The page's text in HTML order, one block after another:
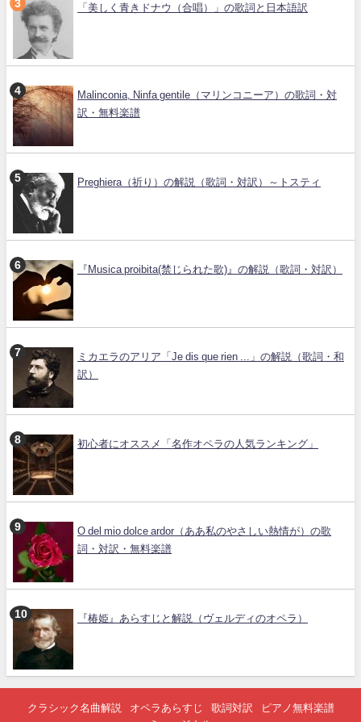
「美しく青きドナウ（合唱）」の歌詞と日本語訳
Malinconia, Ninfa gentile（マリンコニーア）の歌詞・対
訳・無料楽譜
Preghiera（祈り）の解説（歌詞・対訳）～トスティ
『Musica proibita(禁じられた歌)』の解説（歌詞・対訳）
ミカエラのアリア「Je dis que rien ...」の解説（歌詞・和
訳）
初心者にオススメ「名作オペラの人気ランキング」
O del mio dolce ardor（ああ私のやさしい熱情が）の歌
詞・対訳・無料楽譜
『椿姫』あらすじと解説（ヴェルディのオペラ）
クラシック名曲解説 オペラあらすじ 歌詞対訳
ピアノ無料楽譜